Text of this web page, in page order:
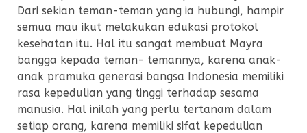
Dari sekian teman-teman yang ia hubungi, hampir
semua mau ikut melakukan edukasi protokol
kesehatan itu. Hal itu sangat membuat Mayra
bangga kepada teman- temannya, karena anak-
anak pramuka generasi bangsa Indonesia memiliki
rasa kepedulian yang tinggi terhadap sesama
manusia. Hal inilah yang perlu tertanam dalam
setiap orang, karena memiliki sifat kepedulian